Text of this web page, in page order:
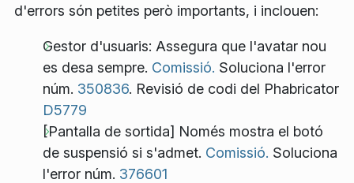
d'errors són petites però importants, i inclouen:
Gestor d'usuaris: Assegura que l'avatar nou
es desa sempre. Comissió. Soluciona l'error
núm. 350836. Revisió de codi del Phabricator
D5779
[Pantalla de sortida] Només mostra el botó
de suspensió si s'admet. Comissió. Soluciona
l'error núm. 376601